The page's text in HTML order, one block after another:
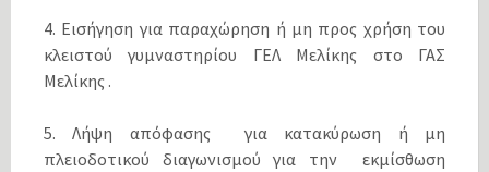
4. Εισήγηση για παραχώρηση ή μη προς χρήση του
κλειστού γυμναστηρίου ΓΕΛ Μελίκης στο ΓΑΣ
Μελίκης .
5. Λήψη απόφασης για κατακύρωση ή μη
πλειοδοτικού διαγωνισμού για την εκμίσθωση